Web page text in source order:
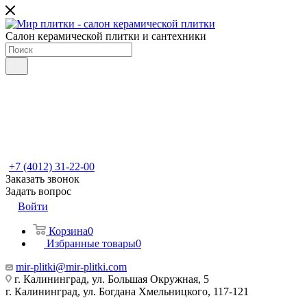
Салон керамической плитки и сантехники
+7 (4012) 31-22-00
Заказать звонок
Задать вопрос
Войти
Корзина0
Избранные товары0
mir-plitki@mir-plitki.com
г. Калининград, ул. Большая Окружная, 5
г. Калининград, ул. Богдана Хмельницкого, 117-121